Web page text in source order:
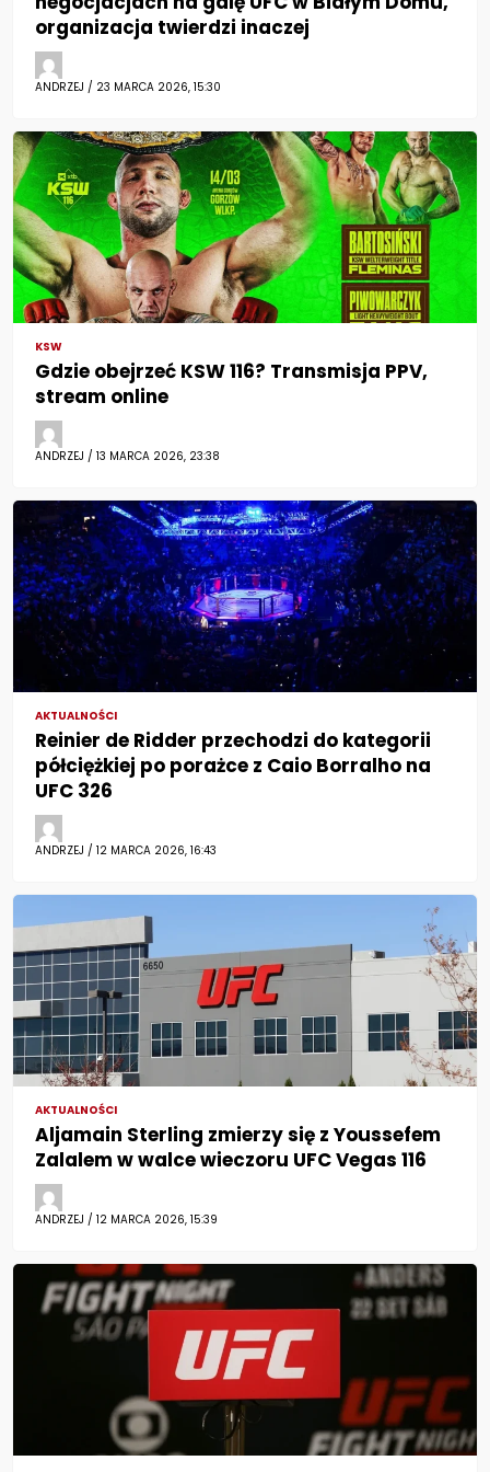
organizacja twierdzi inaczej
ANDRZEJ / 23 MARCA 2026, 15:30
KSW
Gdzie obejrzeć KSW 116? Transmisja PPV,
stream online
ANDRZEJ / 13 MARCA 2026, 23:38
AKTUALNOŚCI
Reinier de Ridder przechodzi do kategorii
półciężkiej po porażce z Caio Borralho na
UFC 326
ANDRZEJ / 12 MARCA 2026, 16:43
AKTUALNOŚCI
Aljamain Sterling zmierzy się z Youssefem
Zalalem w walce wieczoru UFC Vegas 116
ANDRZEJ / 12 MARCA 2026, 15:39